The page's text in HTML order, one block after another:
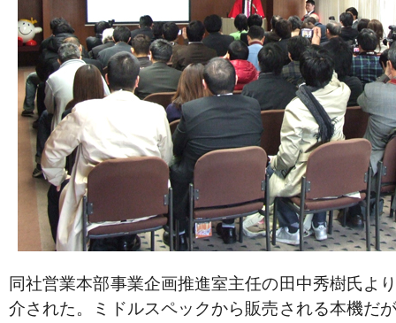
同社営業本部事業企画推進室主任の田中秀樹氏よ
介された。ミドルスペックから販売される本機だ